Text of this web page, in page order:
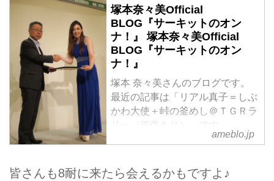
塚本奈々美Official
BLOG『サーキットのオン
ナ！』 塚本奈々美Official
BLOG『サーキットのオン
ナ！』
塚本 奈々美さんのブログです。
最近の記事は「リアル真子＝しぶ
かわ大使＋峠の釜めし＠ＴＧＲラ
リー（画像あり）」です。
ameblo.jp
皆さんも8耐に来たら会えるかもですよ♪